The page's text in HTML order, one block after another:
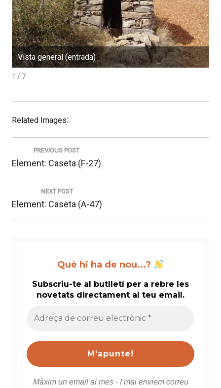
Vista general (entrada)
1 / 7
Related Images:
Navegació
d'entrades
PREVIOUS POST
Previous
Element: Caseta (F-27)
NEXT POST
Next
post:
Element: Caseta (A-47)
Què hi ha de nou...?
Subscriu-te al butlletí per a rebre les
novetats directament al teu email.
*
Màxim un email al mes · I mai enviem correu